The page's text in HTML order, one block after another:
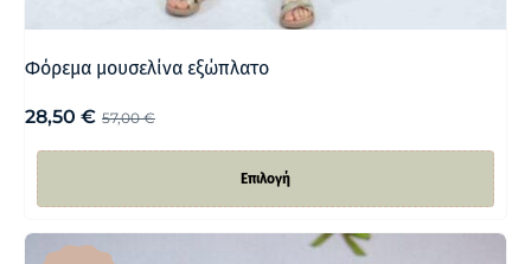
Φόρεμα μουσελίνα εξώπλατο
57,00€
28,50 €
Επιλογή